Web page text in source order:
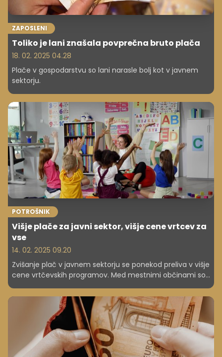
ZAPOSLENI
Toliko je lani znašala povprečna bruto plača
18. 02. 2025 04.28
Plače v gospodarstvu so lani narasle bolj kot v javnem
sektorju.
POTROŠNIK
Višje plače za javni sektor, višje cene vrtcev za
vse
14. 02. 2025 09.20
Zvišanje plač v javnem sektorju se ponekod preliva v višje
cene vrtčevskih programov. Med mestnimi občinami so
in Murski Soboti, ponekod o tem razmišljajo, nekatere
občine, med njimi ljubljanska, pa bodo še počakale na
ocene vpliva plačne reforme na stroške javnih vrtcev.